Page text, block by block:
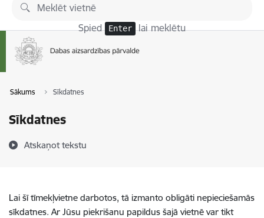
Pāriet uz lapas saturu
Spied Enter lai meklētu
Sākums Sīkdatnes
Sīkdatnes
Atskaņot tekstu
Lai šī tīmekļvietne darbotos, tā izmanto obligāti nepieciešamās
sīkdatnes. Ar Jūsu piekrišanu papildus šajā vietnē var tikt